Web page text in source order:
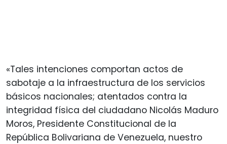
«Tales intenciones comportan actos de
sabotaje a la infraestructura de los servicios
básicos nacionales; atentados contra la
integridad física del ciudadano Nicolás Maduro
Moros, Presidente Constitucional de la
República Bolivariana de Venezuela, nuestro